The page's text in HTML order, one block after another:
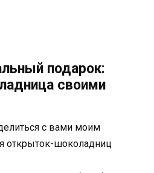
подарок:
своими
с вами моим
открыток-шоколадниц